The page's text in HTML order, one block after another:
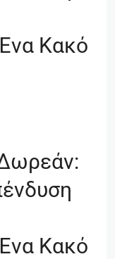
Κακό
Κακό